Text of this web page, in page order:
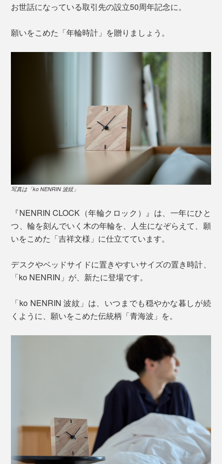
お世話になっている取引先の設立50周年記念に。
願いをこめた「年輪時計」を贈りましょう。
写真は「ko NENRIN 波紋」
『NENRIN CLOCK（年輪クロック）』は、一年にひと
つ、輪を刻んでいく木の年輪を、人生になぞらえて、願
いをこめた「吉祥文様」に仕立てています。
デスクやベッドサイドに置きやすいサイズの置き時計、
「ko NENRIN」が、新たに登場です。
「ko NENRIN 波紋」は、いつまでも穏やかな暮しが続
くように、願いをこめた伝統柄「青海波」を。